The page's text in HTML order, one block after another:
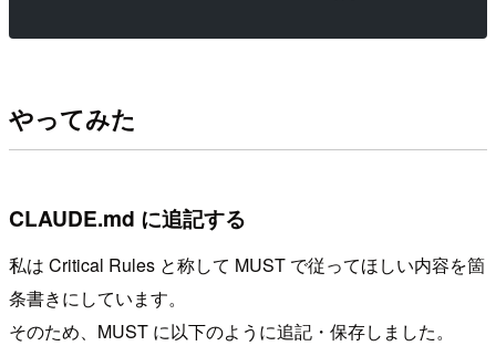
やってみた
CLAUDE.md に追記する
私は Critical Rules と称して MUST で従ってほしい内容を箇
条書きにしています。
そのため、MUST に以下のように追記・保存しました。